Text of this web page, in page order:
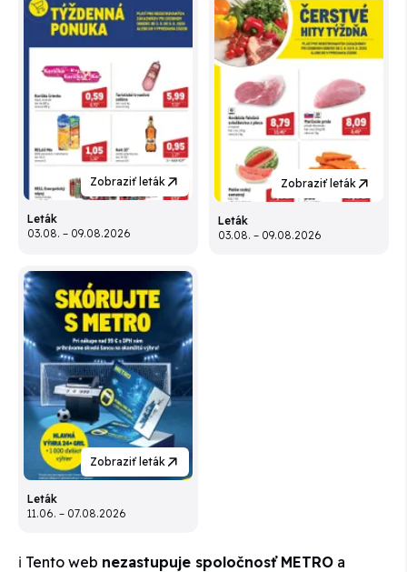
Zobraziť leták
Leták
03.08. – 09.08.2026
Zobraziť leták
Leták
03.08. – 09.08.2026
Zobraziť leták
Leták
11.06. – 07.08.2026
ℹ️ Tento web nezastupuje spoločnosť METRO a